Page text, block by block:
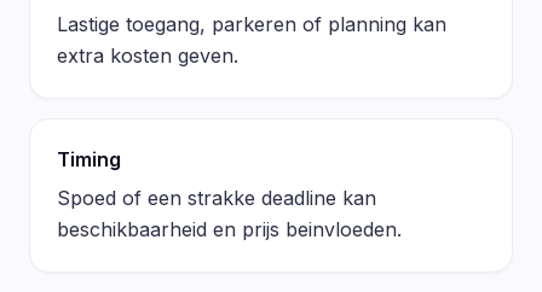
Lastige toegang, parkeren of planning kan
extra kosten geven.
Timing
Spoed of een strakke deadline kan
beschikbaarheid en prijs beinvloeden.